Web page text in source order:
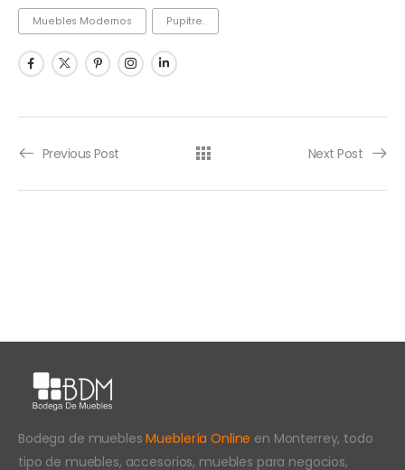
Muebles Modernos Pupitre.
Previous Post Next Post
Bodega de mueblesMueblería Online en Monterrey, todo
tipo de muebles, accesorios, muebles para negocios,